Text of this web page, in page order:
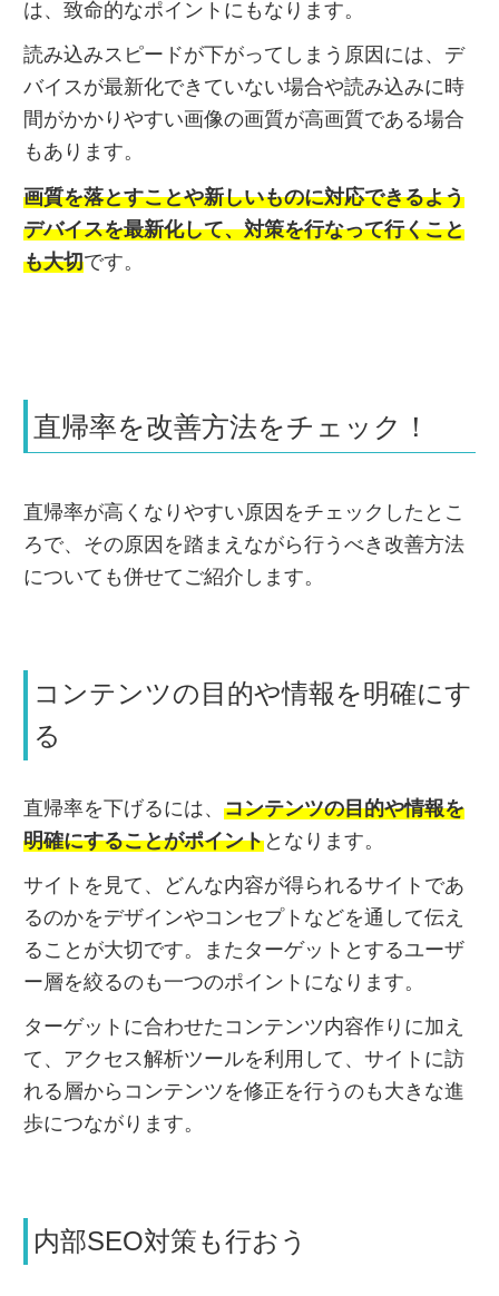
は、致命的なポイントにもなります。
読み込みスピードが下がってしまう原因には、デ
バイスが最新化できていない場合や読み込みに時
間がかかりやすい画像の画質が高画質である場合
もあります。
画質を落とすことや新しいものに対応できるよう
デバイスを最新化して、対策を行なって行くこと
も大切です。
直帰率を改善方法をチェック！
直帰率が高くなりやすい原因をチェックしたとこ
ろで、その原因を踏まえながら行うべき改善方法
についても併せてご紹介します。
コンテンツの目的や情報を明確にす
る
直帰率を下げるには、 コンテンツの目的や情報を
明確にすることがポイントとなります。
サイトを見て、どんな内容が得られるサイトであ
るのかをデザインやコンセプトなどを通して伝え
ることが大切です。またターゲットとするユーザ
ー層を絞るのも一つのポイントになります。
ターゲットに合わせたコンテンツ内容作りに加え
て、アクセス解析ツールを利用して、サイトに訪
れる層からコンテンツを修正を行うのも大きな進
歩につながります。
内部SEO対策も行おう